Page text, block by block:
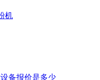
机
备报价是多少